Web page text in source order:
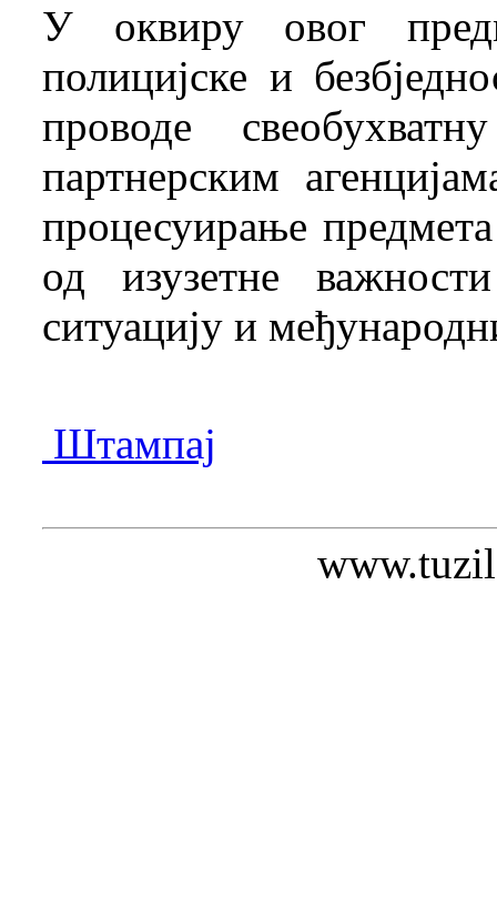
У оквиру овог
полицијске и
проводе
партнерским
процесуирање
од изузетне
ситуацију и
Штампај